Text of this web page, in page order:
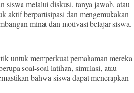
melalui diskusi, tanya jawab, atau
aktif berpartisipasi dan mengemukakan
minat dan motivasi belajar siswa.
memperkuat pemahaman mereka
soal-soal latihan, simulasi, atau
bahwa siswa dapat menerapkan